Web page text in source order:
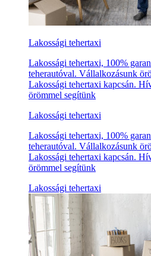
Lakossági tehertaxi
Lakossági tehertaxi, 100%
teherautóval. Vállalkozásunk
Lakossági tehertaxi kapcsán.
örömmel segítünk
Lakossági tehertaxi
Lakossági tehertaxi, 100%
teherautóval. Vállalkozásunk
Lakossági tehertaxi kapcsán.
örömmel segítünk
Lakossági tehertaxi